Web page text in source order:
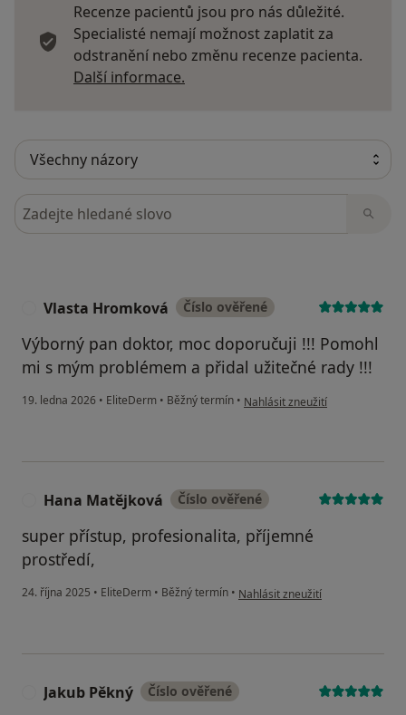
Recenze pacientů jsou pro nás důležité.
Specialisté nemají možnost zaplatit za
odstranění nebo změnu recenze pacienta.
Další informace.
Hledejte v názorech
Vlasta Hromková Číslo ověřené
Výborný pan doktor, moc doporučuji !!! Pomohl
mi s mým problémem a přidal užitečné rady !!!
19. ledna 2026 • EliteDerm • Běžný termín • podle názoru uživatele Vlasta
Nahlásit zneužití
Hana Matějková Číslo ověřené
super přístup, profesionalita, příjemné
prostředí,
24. října 2025 • EliteDerm • Běžný termín • podle názoru uživatele Hana
Nahlásit zneužití
Jakub Pěkný Číslo ověřené